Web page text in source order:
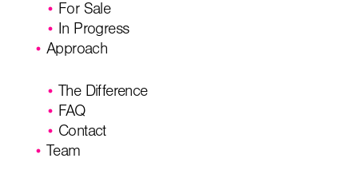
For Sale
In Progress
Approach
The Difference
FAQ
Contact
Team